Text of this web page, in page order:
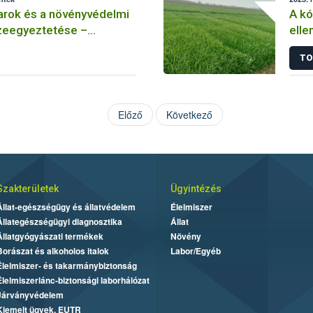
és a növényvédelmi
–
A
Előző Következő
egészségügy és állatvédelem
diagnosztika
termékek
és alkoholos italok
és takarmánybiztonság
biztonsági laborhálózat
ügyek, EUTR
Ügyintézés
Élelmiszer
Állat
Növény
Labor/Egyéb